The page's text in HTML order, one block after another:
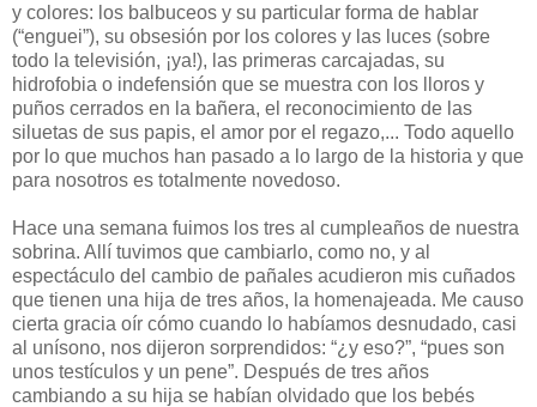
y colores: los balbuceos y su particular forma de hablar
(“enguei”), su obsesión por los colores y las luces (sobre
todo la televisión, ¡ya!), las primeras carcajadas, su
hidrofobia o indefensión que se muestra con los lloros y
puños cerrados en la bañera, el reconocimiento de las
siluetas de sus papis, el amor por el regazo,... Todo aquello
por lo que muchos han pasado a lo largo de la historia y que
para nosotros es totalmente novedoso.
Hace una semana fuimos los tres al cumpleaños de nuestra
sobrina. Allí tuvimos que cambiarlo, como no, y al
espectáculo del cambio de pañales acudieron mis cuñados
que tienen una hija de tres años, la homenajeada. Me causo
cierta gracia oír cómo cuando lo habíamos desnudado, casi
al unísono, nos dijeron sorprendidos: “¿y eso?”, “pues son
unos testículos y un pene”. Después de tres años
cambiando a su hija se habían olvidado que los bebés